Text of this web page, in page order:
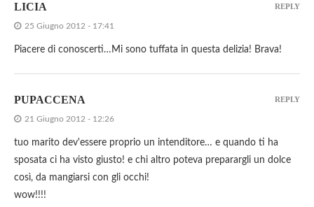
LICIA
25 Giugno 2012 - 17:41
Piacere di conoscerti…Mi sono tuffata in questa delizia! Brava!
REPLY
PUPACCENA
21 Giugno 2012 - 12:26
tuo marito dev'essere proprio un intenditore… e quando ti ha
sposata ci ha visto giusto! e chi altro poteva preparargli un dolce
così, da mangiarsi con gli occhi!
wow!!!!
REPLY